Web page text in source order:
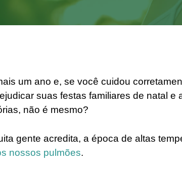
um ano e, se você cuidou
suas festas familiares de natal e
não é mesmo?
gente acredita, a época de altas
nossos pulmões.